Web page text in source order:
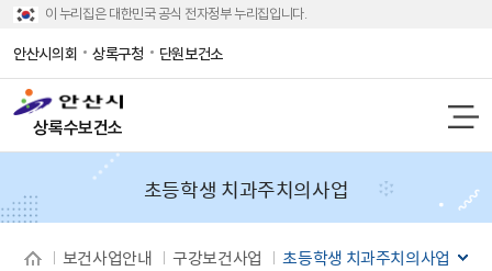
이 누리집은 대한민국 공식 전자정부 누리집입니다.
안산시의회 상록구청 단원보건소
상록수보건소
초등학생 치과주치의사업
보건사업안내 구강보건사업 초등학생 치과주치의사업